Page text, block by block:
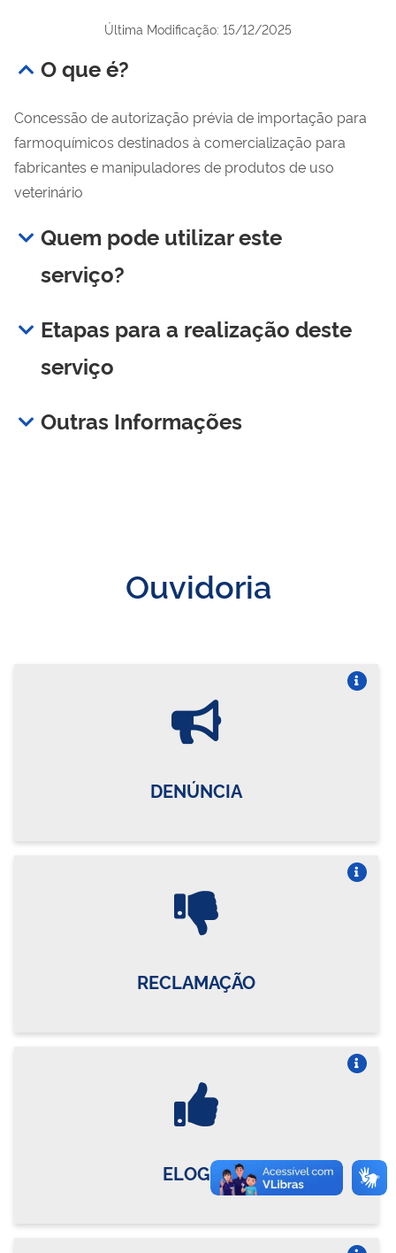
Última Modificação: 15/12/2025
O que é?
Concessão de autorização prévia de importação para
farmoquímicos destinados à comercialização para
fabricantes e manipuladores de produtos de uso
veterinário
Quem pode utilizar este
serviço?
Etapas para a realização deste
serviço
Outras Informações
Ouvidoria
DENÚNCIA
RECLAMAÇÃO
ELOGIO